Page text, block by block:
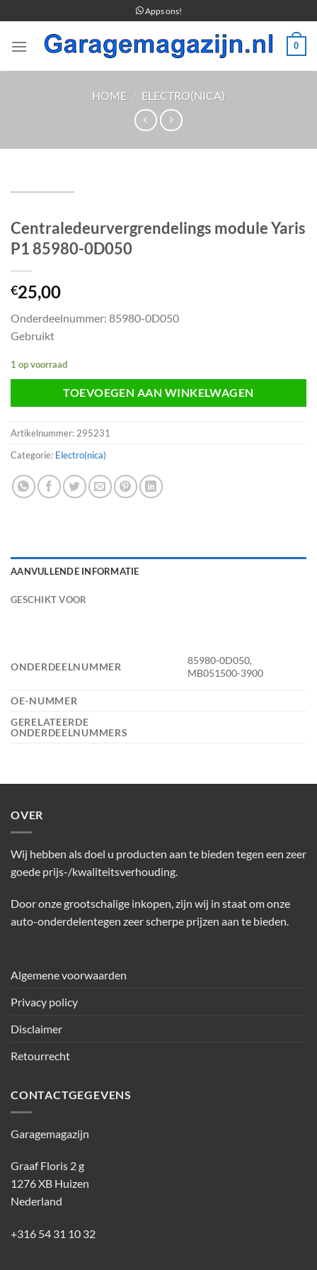
naar
inhoud
Apps ons!
0
HOME / ELECTRO(NICA)
Centraledeurvergrendelings module Yaris
P1 85980-0D050
€25,00
Onderdeelnummer: 85980-0D050
Gebruikt
1 op voorraad
TOEVOEGEN AAN WINKELWAGEN
Artikelnummer: 295231
Categorie: Electro(nica)
AANVULLENDE INFORMATIE
GESCHIKT VOOR
ONDERDEELNUMMER
85980-0D050,
MB051500-3900
OE-NUMMER
GERELATEERDE
ONDERDEELNUMMERS
OVER
Wij hebben als doel u producten aan te bieden tegen een zeer
goede prijs-/kwaliteitsverhouding.
Door onze grootschalige inkopen, zijn wij in staat om onze
auto-onderdelentegen zeer scherpe prijzen aan te bieden.
Algemene voorwaarden
Privacy policy
Disclaimer
Retourrecht
CONTACTGEGEVENS
Garagemagazijn
Graaf Floris 2 g
1276 XB Huizen
Nederland
+316 54 31 10 32